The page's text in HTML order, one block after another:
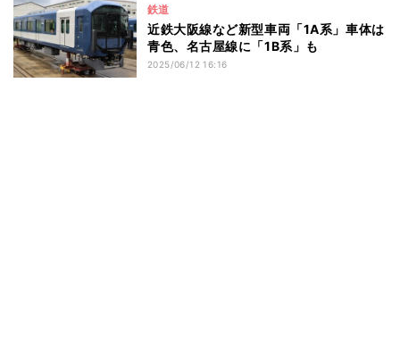
鉄道
近鉄大阪線など新型車両「1A系」車体は
青色、名古屋線に「1B系」も
2025/06/12 16:16